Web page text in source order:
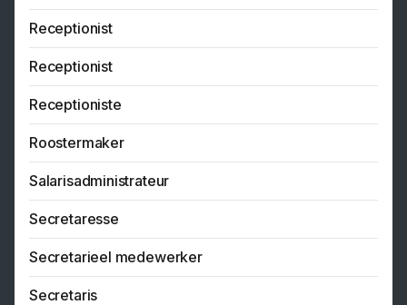
Receptionist
Receptionist
Receptioniste
Roostermaker
Salarisadministrateur
Secretaresse
Secretarieel medewerker
Secretaris